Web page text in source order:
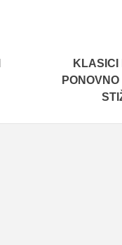
KLASICI